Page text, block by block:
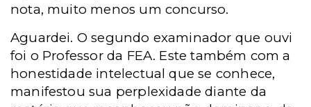
nota, muito menos um concurso.
Aguardei. O segundo examinador que ouvi
foi o Professor da FEA. Este também com a
honestidade intelectual que se conhece,
manifestou sua perplexidade diante da